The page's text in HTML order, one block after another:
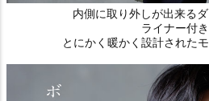
内側に取り外しが出来る
ライナー付き
とにかく暖かく設計された